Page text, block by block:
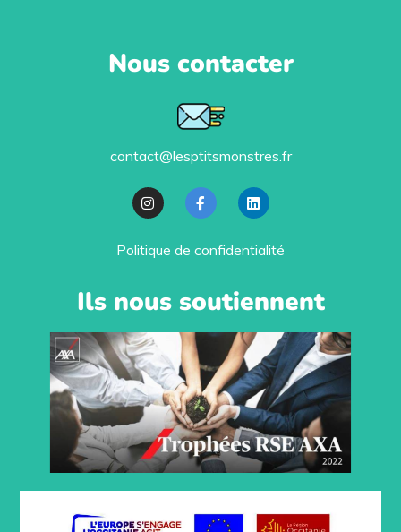
Nous contacter
contact@lesptitsmonstres.fr
Politique de confidentialité
Ils nous soutiennent